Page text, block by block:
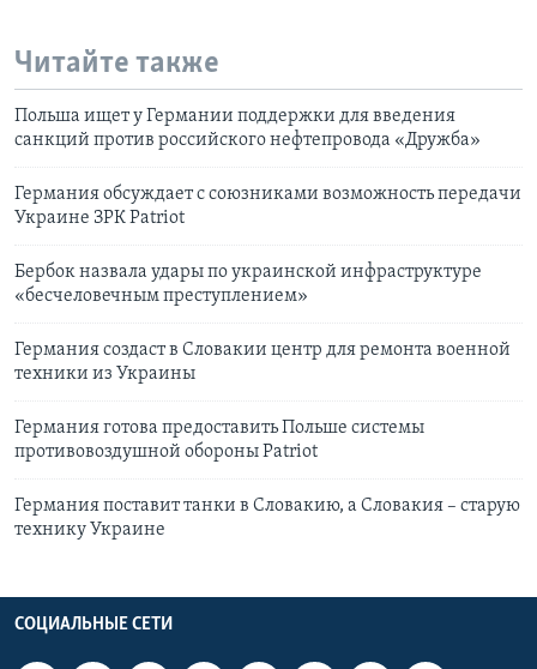
Читайте также
Польша ищет у Германии поддержки для введения
санкций против российского нефтепровода «Дружба»
Германия обсуждает с союзниками возможность передачи
Украине ЗРК Patriot
Бербок назвала удары по украинской инфраструктуре
«бесчеловечным преступлением»
Германия создаст в Словакии центр для ремонта военной
техники из Украины
Германия готова предоставить Польше системы
противовоздушной обороны Patriot
Германия поставит танки в Словакию, а Словакия – старую
технику Украине
СОЦИАЛЬНЫЕ СЕТИ